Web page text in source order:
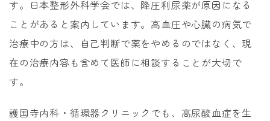
す。日本整形外科学会では、降圧利尿薬が原因になる
ことがあると案内しています。高血圧や心臓の病気で
治療中の方は、自己判断で薬をやめるのではなく、現
在の治療内容も含めて医師に相談することが大切で
す。
護国寺内科・循環器クリニックでも、高尿酸血症を生